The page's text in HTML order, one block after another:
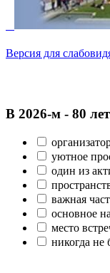
Версия для
В 2026‑м - 80
уютное
один из
важная
основное
место
никогда не